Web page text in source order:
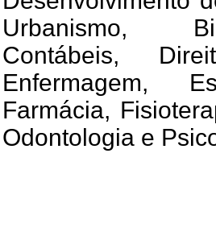
Urbanismo,
Contábeis,
Enfermagem,
Farmácia,
Odontologia e